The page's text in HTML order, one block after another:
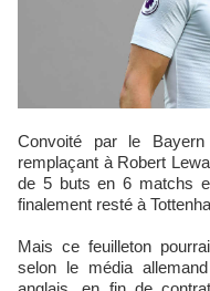
Convoité par le Bayern Munich cet été qui cherchait un
remplaçant à Robert
de 5 buts en 6 matchs
finalement resté à
Mais ce feuilleton
selon le média allemand